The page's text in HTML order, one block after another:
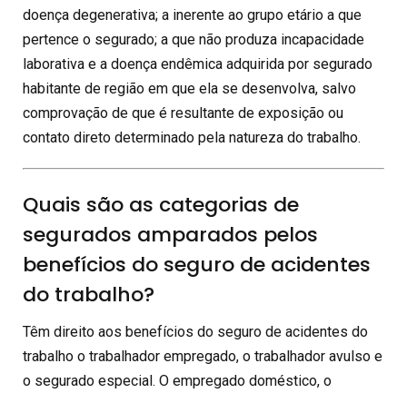
doença degenerativa; a inerente ao grupo etário a que
pertence o segurado; a que não produza incapacidade
laborativa e a doença endêmica adquirida por segurado
habitante de região em que ela se desenvolva, salvo
comprovação de que é resultante de exposição ou
contato direto determinado pela natureza do trabalho.
Quais são as categorias de
segurados amparados pelos
benefícios do seguro de acidentes
do trabalho?
Têm direito aos benefícios do seguro de acidentes do
trabalho o trabalhador empregado, o trabalhador avulso e
o segurado especial. O empregado doméstico, o